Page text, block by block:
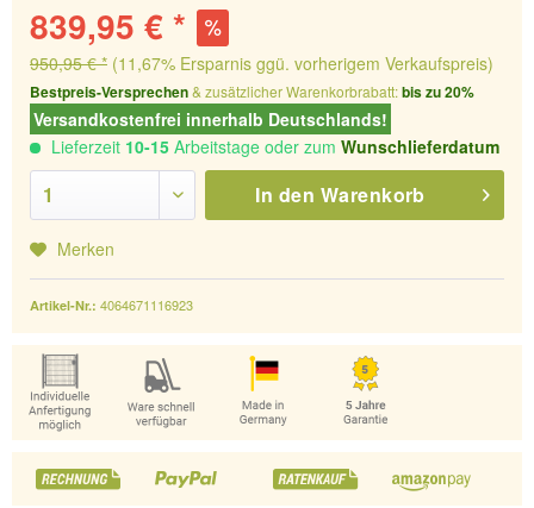
839,95 € *
950,95 € * (11,67% Ersparnis ggü. vorherigem Verkaufspreis)
Bestpreis-Versprechen& zusätzlicher Warenkorbrabatt:bis zu 20%
Versandkostenfrei innerhalb Deutschlands!
Lieferzeit 10-15 Arbeitstage oder zum Wunschlieferdatum
In den Warenkorb
Merken
Artikel-Nr.: 4064671116923